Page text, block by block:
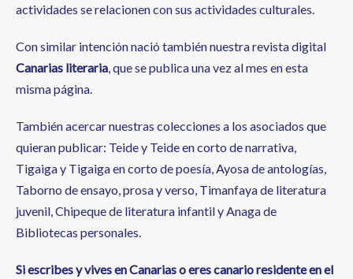
actividades se relacionen con sus actividades culturales.
Con similar intención nació también nuestra revista digital
Canarias literaria, que se publica una vez al mes en esta
misma página.
También acercar nuestras colecciones a los asociados que
quieran publicar: Teide y Teide en corto de narrativa,
Tigaiga y Tigaiga en corto de poesía, Ayosa de antologías,
Taborno de ensayo, prosa y verso, Timanfaya de literatura
juvenil, Chipeque de literatura infantil y Anaga de
Bibliotecas personales.
Si escribes y vives en Canarias o eres canario residente en el